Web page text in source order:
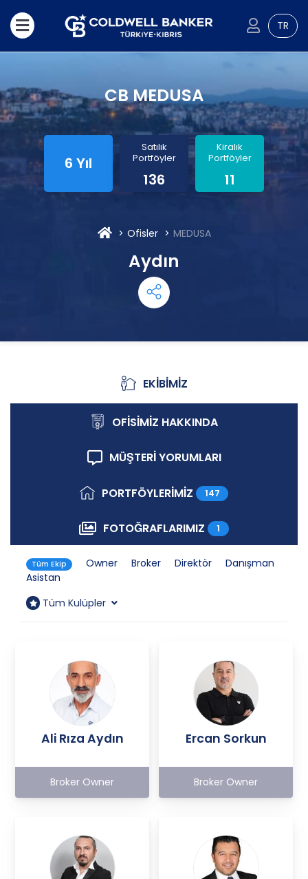
TR
CB MEDUSA
6 Yıl
Satılık
Portföyler
136
Kiralık
Portföyler
11
Ofisler MEDUSA
Aydın
Ekibimiz
EKİBİMİZ
Ofisimiz Hakkında
OFİSİMİZ HAKKINDA
Müşteri Yorumları
MÜŞTERİ YORUMLARI
Portföylerimiz
PORTFÖYLERİMİZ 147
Fotoğraflarımız
FOTOĞRAFLARIMIZ 1
Tüm Ekip Owner Broker Direktör
Danışman
Asistan
Tüm Kulüpler
Ali Rıza Aydın
Broker Owner
Ercan Sorkun
Broker Owner